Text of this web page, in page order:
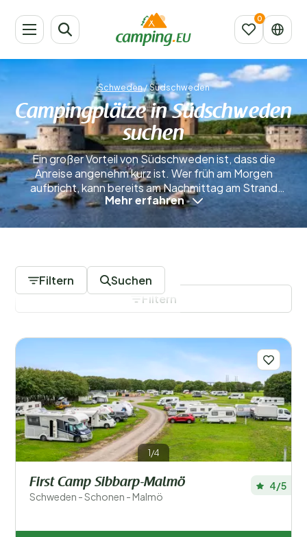
Schweden/Südschweden
Campingplätze in Südschweden
suchen
Ein großer Vorteil von Südschweden ist, dass die
Anreise angenehm kurz ist. Wer früh am Morgen
aufbricht, kann bereits am Nachmittag am Strand
entspannen. Südschweden eignet sich hervorragend
für einen Campingurlaub. Im Süden Schwedens gibt es
vor allem kleinere Campingplätze, da die Region von
überschaubar, dafür aber zahlreich.
Mehr erfahren
Filtern Suchen
Beliebte Filter
Unterkunftstyp
Schwimmen
Filtern
1/4
First Camp Sibbarp-Malmö
Schweden - Schonen - Malmö
4/5